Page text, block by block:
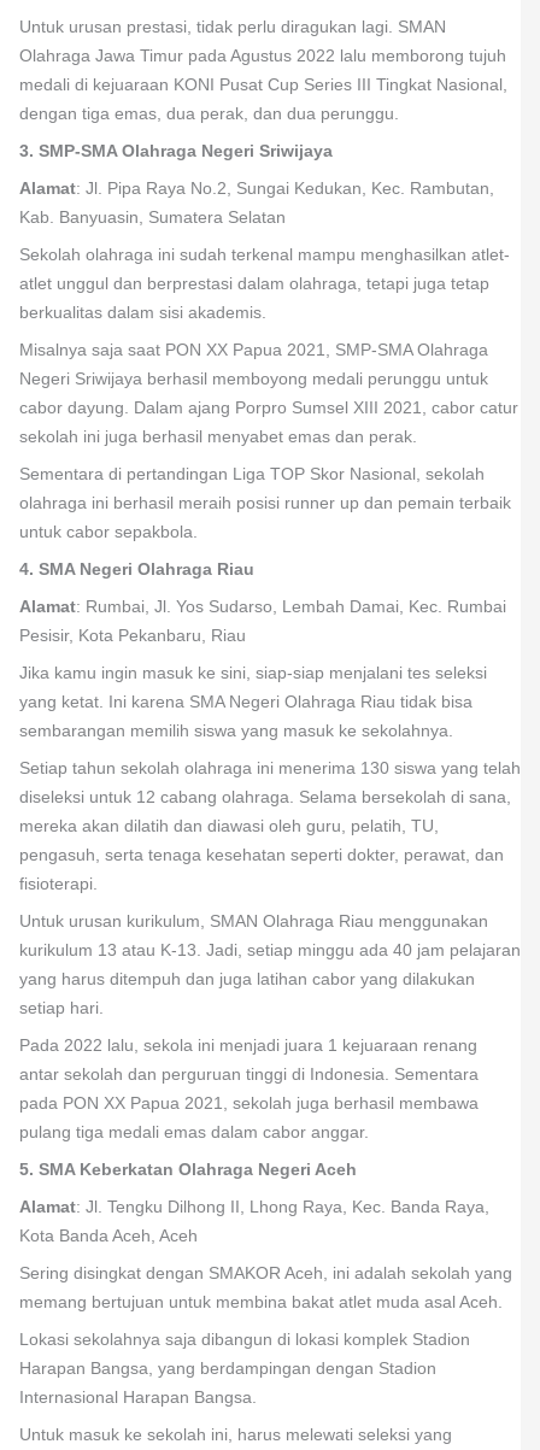
Untuk urusan prestasi, tidak perlu diragukan lagi. SMAN
Olahraga Jawa Timur pada Agustus 2022 lalu memborong tujuh
medali di kejuaraan KONI Pusat Cup Series III Tingkat Nasional,
dengan tiga emas, dua perak, dan dua perunggu.
3. SMP-SMA Olahraga Negeri Sriwijaya
Alamat: Jl. Pipa Raya No.2, Sungai Kedukan, Kec. Rambutan,
Kab. Banyuasin, Sumatera Selatan
Sekolah olahraga ini sudah terkenal mampu menghasilkan atlet-
atlet unggul dan berprestasi dalam olahraga, tetapi juga tetap
berkualitas dalam sisi akademis.
Misalnya saja saat PON XX Papua 2021, SMP-SMA Olahraga
Negeri Sriwijaya berhasil memboyong medali perunggu untuk
cabor dayung. Dalam ajang Porpro Sumsel XIII 2021, cabor catur
sekolah ini juga berhasil menyabet emas dan perak.
Sementara di pertandingan Liga TOP Skor Nasional, sekolah
olahraga ini berhasil meraih posisi runner up dan pemain terbaik
untuk cabor sepakbola.
4. SMA Negeri Olahraga Riau
Alamat: Rumbai, Jl. Yos Sudarso, Lembah Damai, Kec. Rumbai
Pesisir, Kota Pekanbaru, Riau
Jika kamu ingin masuk ke sini, siap-siap menjalani tes seleksi
yang ketat. Ini karena SMA Negeri Olahraga Riau tidak bisa
sembarangan memilih siswa yang masuk ke sekolahnya.
Setiap tahun sekolah olahraga ini menerima 130 siswa yang telah
diseleksi untuk 12 cabang olahraga. Selama bersekolah di sana,
mereka akan dilatih dan diawasi oleh guru, pelatih, TU,
pengasuh, serta tenaga kesehatan seperti dokter, perawat, dan
fisioterapi.
Untuk urusan kurikulum, SMAN Olahraga Riau menggunakan
kurikulum 13 atau K-13. Jadi, setiap minggu ada 40 jam pelajaran
yang harus ditempuh dan juga latihan cabor yang dilakukan
setiap hari.
Pada 2022 lalu, sekola ini menjadi juara 1 kejuaraan renang
antar sekolah dan perguruan tinggi di Indonesia. Sementara
pada PON XX Papua 2021, sekolah juga berhasil membawa
pulang tiga medali emas dalam cabor anggar.
5. SMA Keberkatan Olahraga Negeri Aceh
Alamat: Jl. Tengku Dilhong II, Lhong Raya, Kec. Banda Raya,
Kota Banda Aceh, Aceh
Sering disingkat dengan SMAKOR Aceh, ini adalah sekolah yang
memang bertujuan untuk membina bakat atlet muda asal Aceh.
Lokasi sekolahnya saja dibangun di lokasi komplek Stadion
Harapan Bangsa, yang berdampingan dengan Stadion
Internasional Harapan Bangsa.
Untuk masuk ke sekolah ini, harus melewati seleksi yang